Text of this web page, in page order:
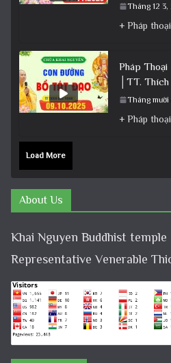
Tháng 12
Pháp
│TT.
Tháng
Load More
About Us
Khai Nguyen Buddhist temple
Representative Venerable